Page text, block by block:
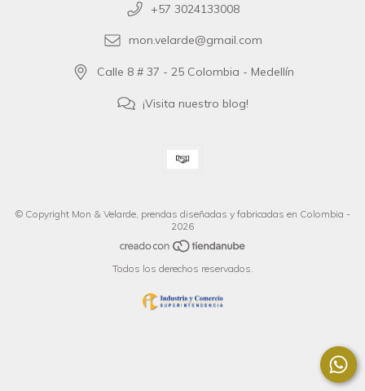
+57 3024133008
mon.velarde@gmail.com
Calle 8 # 37 - 25 Colombia - Medellín
¡Visita nuestro blog!
© Copyright Mon & Velarde, prendas diseñadas y fabricadas en Colombia -
2026
Todos los derechos reservados.